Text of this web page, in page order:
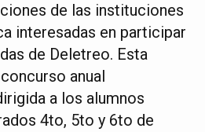
de las instituciones
interesadas en participar
de Deletreo. Esta
anual
a los alumnos
4to, 5to y 6to de